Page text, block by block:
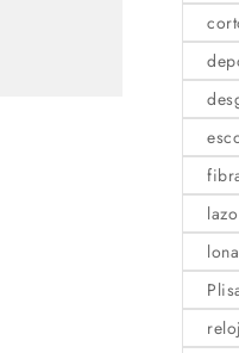
ABRIL
Isabella
lazo
lona
reloj